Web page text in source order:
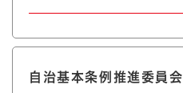
自治基本条例推進委員会